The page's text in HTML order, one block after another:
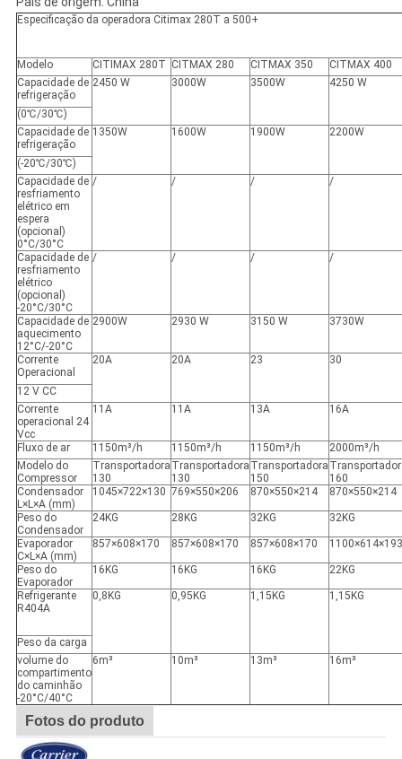
Especificação da operadora Citimax 280T a 500+
Modelo CITIMAX 280T CITMAX 280 CITMAX 350
CITMAX 400
Capacidade de
refrigeração
2450 W 3000W 3500W 4250 W
(0℃/30℃)
Capacidade de
refrigeração
1350W 1600W 1900W 2200W
(-20℃/30℃)
Capacidade de
resfriamento
elétrico em
espera
(opcional)
0°C/30°C
/ / / /
Capacidade de
resfriamento
elétrico
(opcional)
-20°C/30°C
/ / / /
Capacidade de
aquecimento
12°C/-20°C
2900W 2930 W 3150 W 3730W
Corrente
Operacional
20A 20A 23 30
12 V CC
Corrente
operacional 24
Vcc
11A 11A 13A 16A
Fluxo de ar 1150m³/h 1150m³/h 1150m³/h
2000m³/h
Modelo do
Compressor
Transportadora
130
Transportadora
130
Transportadora
150
160
Condensador
L×L×A (mm)
1045×722×130 769×550×206 870×550×214 870×550×214
Peso do
Condensador
24KG 28KG 32KG 32KG
Evaporador
C×L×A (mm)
857×608×170 857×608×170 857×608×170 1100×614×193
Peso do
Evaporador
16KG 16KG 16KG 22KG
Refrigerante
R404A
0,8KG 0,95KG 1,15KG 1,15KG
Peso da carga
volume do
compartimento
do caminhão
-20°C/40°C
6m³ 10m³ 13m³ 16m³
Fotos do produto